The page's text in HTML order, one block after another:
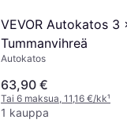
VEVOR Autokatos 3
Tummanvihreä
Autokatos
63,90 €
Tai 6 maksua, 11,16 €/kk¹
1 kauppa